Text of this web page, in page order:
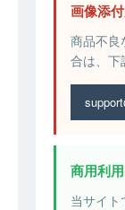
画像添
商品不良
合は、下
商用利
当サイト